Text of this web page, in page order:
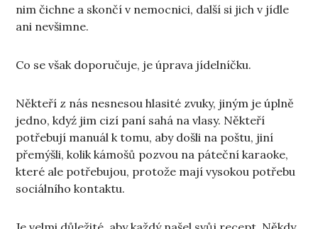
nim čichne a skončí v nemocnici, další si jich v jídle
ani nevšimne.
Co se však doporučuje, je úprava jídelníčku.
Někteří z nás nesnesou hlasité zvuky, jiným je úplně
jedno, kdyź jim cizí paní sahá na vlasy. Někteří
potřebují manuál k tomu, aby došli na poštu, jiní
přemýšli, kolik kámošů pozvou na páteční karaoke,
které ale potřebujou, protože mají vysokou potřebu
sociálního kontaktu.